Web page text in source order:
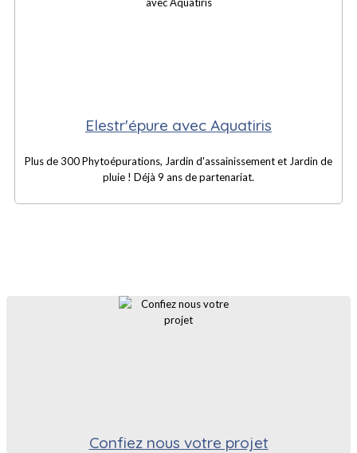
Elestr'épure avec Aquatiris
Plus de 300 Phytoépurations, Jardin d'assainissement et Jardin de
pluie ! Déjà 9 ans de partenariat.
Confiez nous votre projet